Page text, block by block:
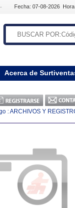
Fecha: 07-08-2026
Acerca de
:ARCHIVOS Y